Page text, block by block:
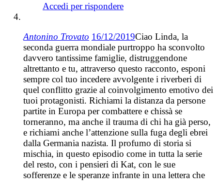
Accedi per rispondere
Antonino Trovato 16/12/2019Ciao Linda, la
seconda guerra mondiale purtroppo ha sconvolto
davvero tantissime famiglie, distruggendone
altrettanto e tu, attraverso questo racconto, esponi
sempre col tuo incedere avvolgente i riverberi di
quel conflitto grazie al coinvolgimento emotivo dei
tuoi protagonisti. Richiami la distanza da persone
partite in Europa per combattere e chissà se
torneranno, ma anche il trauma di chi ha già perso,
e richiami anche l’attenzione sulla fuga degli ebrei
dalla Germania nazista. Il profumo di storia si
mischia, in questo episodio come in tutta la serie
del resto, con i pensieri di Kat, con le sue
sofferenze e le speranze infrante in una lettera che